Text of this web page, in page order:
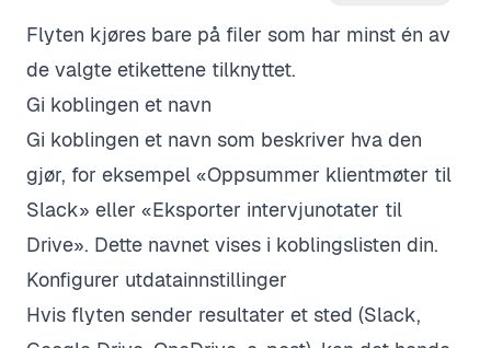
Flyten kjøres bare på filer som har minst én av
de valgte etikettene tilknyttet.
Gi koblingen et navn
Gi koblingen et navn som beskriver hva den
gjør, for eksempel «Oppsummer klientmøter til
Slack» eller «Eksporter intervjunotater til
Drive». Dette navnet vises i koblingslisten din.
Konfigurer utdatainnstillinger
Hvis flyten sender resultater et sted (Slack,